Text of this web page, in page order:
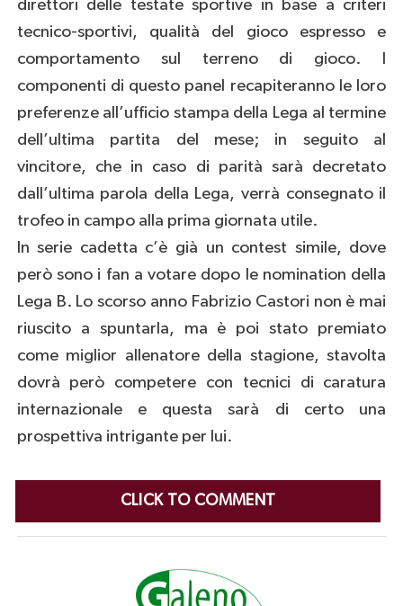
direttori delle testate sportive in base a criteri
tecnico-sportivi, qualità del gioco espresso e
comportamento sul terreno di gioco. I
componenti di questo panel recapiteranno le loro
preferenze all’ufficio stampa della Lega al termine
dell’ultima partita del mese; in seguito al
vincitore, che in caso di parità sarà decretato
dall’ultima parola della Lega, verrà consegnato il
trofeo in campo alla prima giornata utile.
In serie cadetta c’è già un contest simile, dove
però sono i fan a votare dopo le nomination della
Lega B. Lo scorso anno Fabrizio Castori non è mai
riuscito a spuntarla, ma è poi stato premiato
come miglior allenatore della stagione, stavolta
dovrà però competere con tecnici di caratura
internazionale e questa sarà di certo una
prospettiva intrigante per lui.
CLICK TO COMMENT